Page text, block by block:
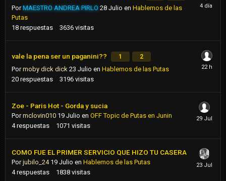
PorMAESTRO ANDREA PIRLO 28 Julio en Hablemos de las
Putas
18 respuestas 3636 visitas
vale la pena ser un paganini?? 1 2
Pormoby dick dick 23 Julio en Hablemos de las Putas
20 respuestas 3196 visitas
Zoe - Paris Hot - Gorda y sucia
Pormclovin010 19 Julio en OFF Topic de Putas en Junin
4 respuestas 1071 visitas
COMO FUE EL PRIMER SERVICIO QUE HIZO TU CASERA
Porjubilo_24 19 Julio en Hablemos de las Putas
4 respuestas 1838 visitas